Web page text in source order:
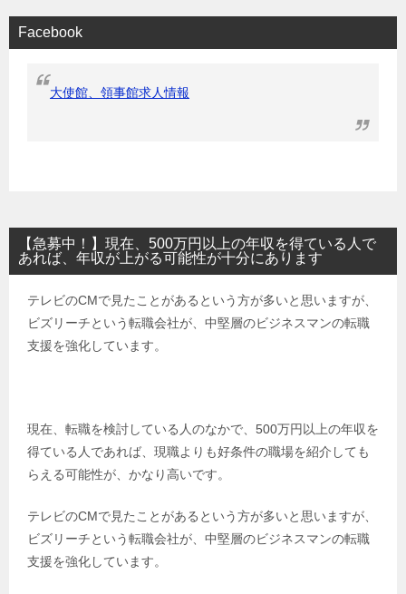
Facebook
大使館、領事館求人情報
【急募中！】現在、500万円以上の年収を得ている人で
あれば、年収が上がる可能性が十分にあります
テレビのCMで見たことがあるという方が多いと思いますが、
ビズリーチという転職会社が、中堅層のビジネスマンの転職
支援を強化しています。
現在、転職を検討している人のなかで、500万円以上の年収を
得ている人であれば、現職よりも好条件の職場を紹介しても
らえる可能性が、かなり高いです。
テレビのCMで見たことがあるという方が多いと思いますが、
ビズリーチという転職会社が、中堅層のビジネスマンの転職
支援を強化しています。